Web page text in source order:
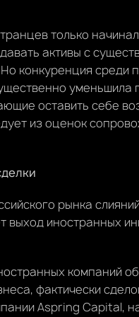
только
активы с
конкуренция
оставить себе
из оценок
рынка
выход иностранных
компаний
фактически
Aspring Capital,